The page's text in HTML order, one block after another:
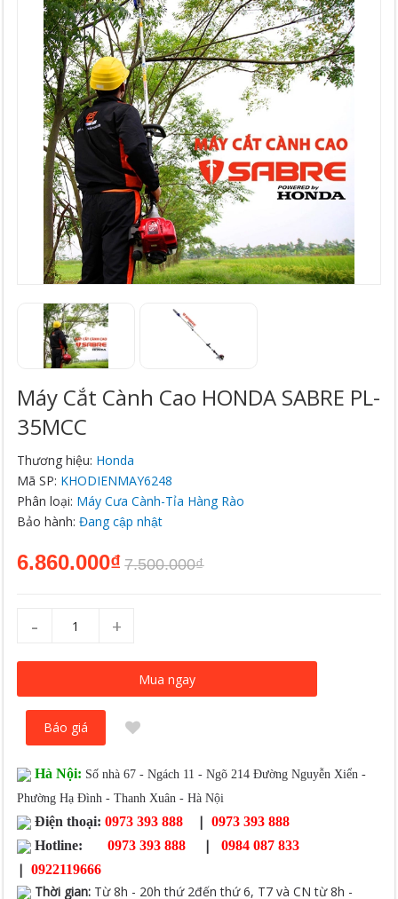
Máy Cắt Cành Cao HONDA SABRE PL-
35MCC
Thương hiệu: Honda
Mã SP: KHODIENMAY6248
Phân loại: Máy Cưa Cành-Tỉa Hàng Rào
Bảo hành:Đang cập nhật
6.860.000₫ 7.500.000₫
- +
Mua ngay
Báo giá
Hà Nội: Số nhà 67 - Ngách 11 - Ngõ 214 Đường Nguyễn Xiển -
Phường Hạ Đình - Thanh Xuân - Hà Nội
Điện thoại: 0973 393 888 |
0973 393 888
Hotline:
0973 393 888 | 0984 087 833
| 0922119666
Thời gian: Từ 8h - 20h thứ 2đến thứ 6, T7 và CN từ 8h -